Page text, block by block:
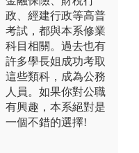
政、經建行政等高普
考試，都與本系修業
科目相關。過去也有
許多學長姐成功考取
這些類科，成為公務
人員。如果你對公職
有興趣，本系絕對是
一個不錯的選擇!